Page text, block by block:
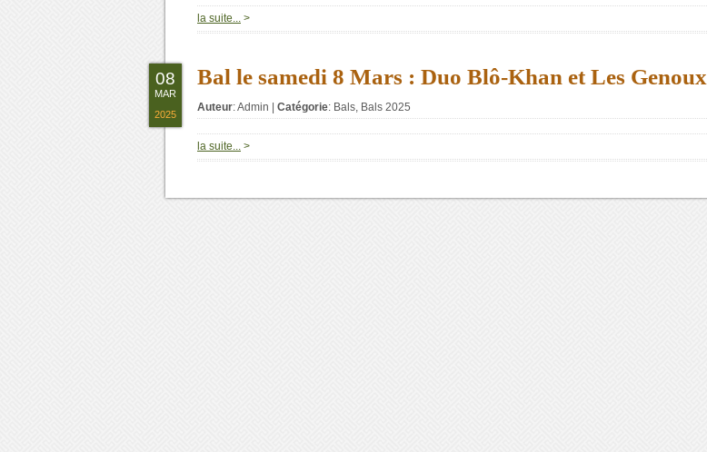
la suite... >
Bal le samedi 8 Mars : Duo Blô-Khan et Les Genoux
Auteur:Admin Catégorie: Bals, Bals 2025
la suite... >
08
MAR
2025